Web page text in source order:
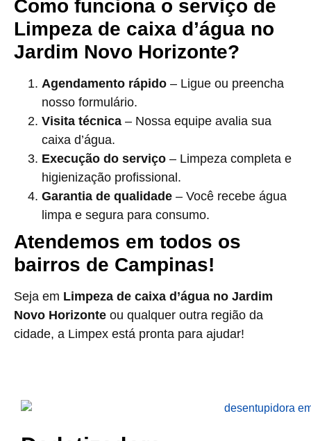
Como funciona o serviço de
Limpeza de caixa d’água no
Jardim Novo Horizonte?
Agendamento rápido – Ligue ou preencha
nosso formulário.
Visita técnica – Nossa equipe avalia sua
caixa d’água.
Execução do serviço – Limpeza completa e
higienização profissional.
Garantia de qualidade – Você recebe água
limpa e segura para consumo.
Atendemos em todos os
bairros de Campinas!
Seja em Limpeza de caixa d’água no Jardim
Novo Horizonte ou qualquer outra região da
cidade, a Limpex está pronta para ajudar!